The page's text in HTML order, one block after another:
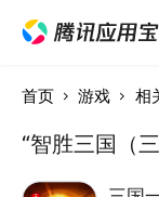
首页 游戏 相
“智胜三国（